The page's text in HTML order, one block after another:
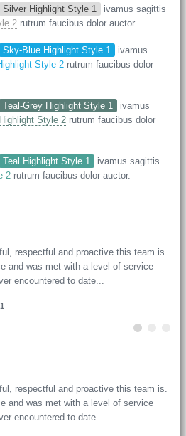
Silver Highlight Style 1
ivamus sagittis
2rutrum faucibus dolor auctor.
Sky-Blue Highlight Style 1
ivamus
Style 2rutrum faucibus dolor
Teal-Grey Highlight Style 1
ivamus
Style 2rutrum faucibus dolor
Teal Highlight Style 1
ivamus sagittis
2rutrum faucibus dolor auctor.
from themeforest. This has been
out of them all. I’ve never turned a
from themeforest. This has been
out of them all. I’ve never turned a